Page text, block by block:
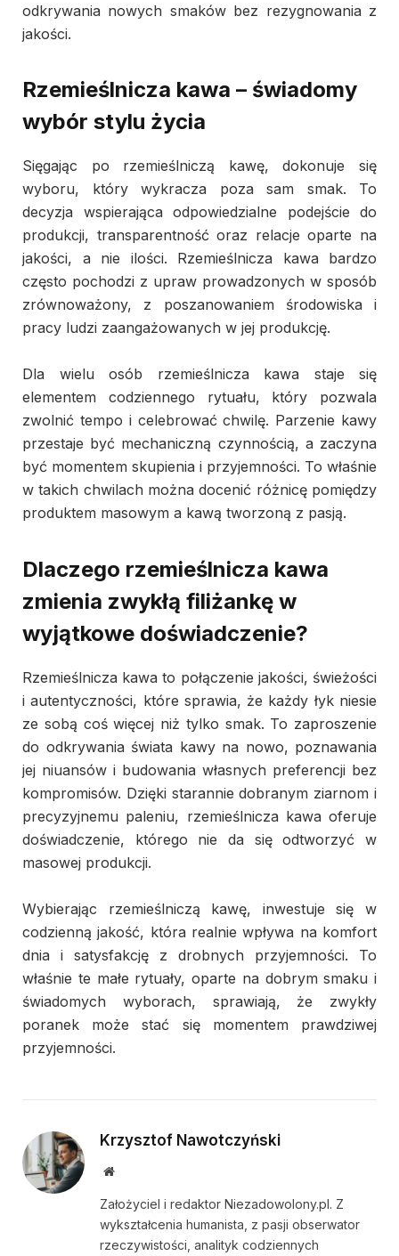
odkrywania nowych smaków bez rezygnowania z
jakości.
Rzemieślnicza kawa – świadomy
wybór stylu życia
Sięgając po rzemieślniczą kawę, dokonuje się
wyboru, który wykracza poza sam smak. To
decyzja wspierająca odpowiedzialne podejście do
produkcji, transparentność oraz relacje oparte na
jakości, a nie ilości. Rzemieślnicza kawa bardzo
często pochodzi z upraw prowadzonych w sposób
zrównoważony, z poszanowaniem środowiska i
pracy ludzi zaangażowanych w jej produkcję.
Dla wielu osób rzemieślnicza kawa staje się
elementem codziennego rytuału, który pozwala
zwolnić tempo i celebrować chwilę. Parzenie kawy
przestaje być mechaniczną czynnością, a zaczyna
być momentem skupienia i przyjemności. To właśnie
w takich chwilach można docenić różnicę pomiędzy
produktem masowym a kawą tworzoną z pasją.
Dlaczego rzemieślnicza kawa
zmienia zwykłą filiżankę w
wyjątkowe doświadczenie?
Rzemieślnicza kawa to połączenie jakości, świeżości
i autentyczności, które sprawia, że każdy łyk niesie
ze sobą coś więcej niż tylko smak. To zaproszenie
do odkrywania świata kawy na nowo, poznawania
jej niuansów i budowania własnych preferencji bez
kompromisów. Dzięki starannie dobranym ziarnom i
precyzyjnemu paleniu, rzemieślnicza kawa oferuje
doświadczenie, którego nie da się odtworzyć w
masowej produkcji.
Wybierając rzemieślniczą kawę, inwestuje się w
codzienną jakość, która realnie wpływa na komfort
dnia i satysfakcję z drobnych przyjemności. To
właśnie te małe rytuały, oparte na dobrym smaku i
świadomych wyborach, sprawiają, że zwykły
poranek może stać się momentem prawdziwej
przyjemności.
Krzysztof Nawotczyński
Website
Założyciel i redaktor Niezadowolony.pl. Z
wykształcenia humanista, z pasji obserwator
rzeczywistości, analityk codziennych